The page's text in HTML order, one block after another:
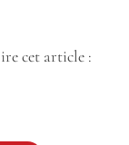
cet article :